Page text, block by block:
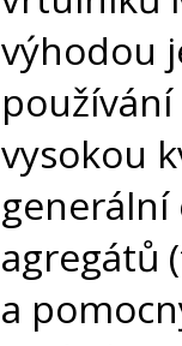
výhodou
vysokou
agregátů
a